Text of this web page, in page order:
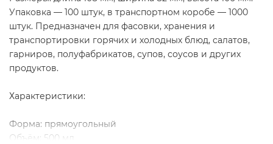
Упаковка — 100 штук, в транспортном коробе — 1000
штук. Предназначен для фасовки, хранения и
транспортировки горячих и холодных блюд, салатов,
гарниров, полуфабрикатов, супов, соусов и других
продуктов.
Характеристики:
Форма: прямоугольный
Объём: 500 мл